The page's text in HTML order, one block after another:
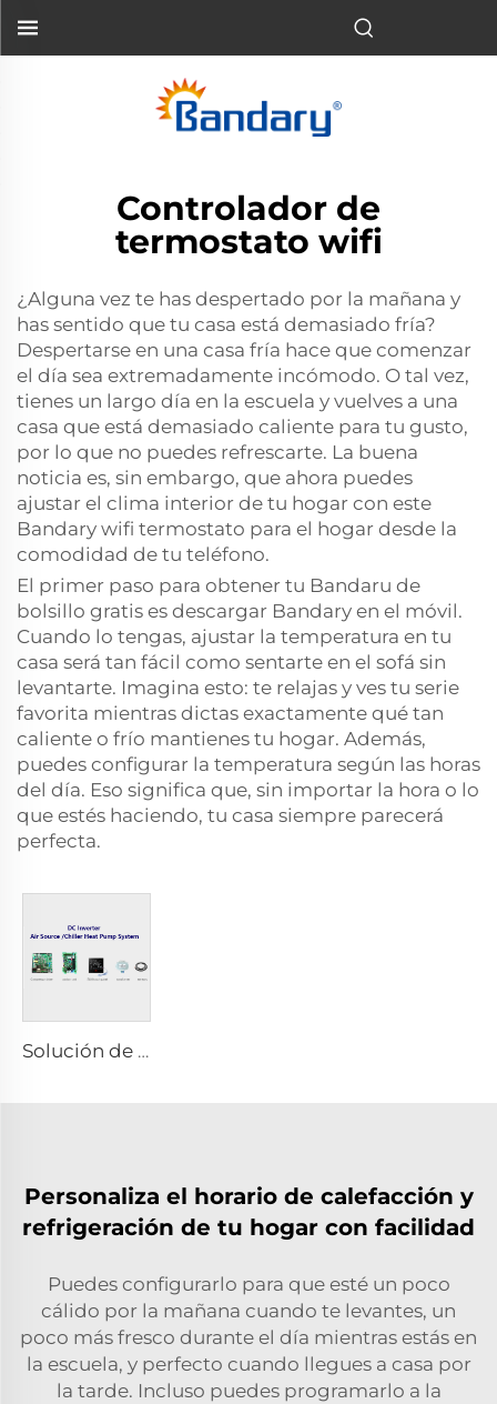
Controlador de
termostato wifi
¿Alguna vez te has despertado por la mañana y
has sentido que tu casa está demasiado fría?
Despertarse en una casa fría hace que comenzar
el día sea extremadamente incómodo. O tal vez,
tienes un largo día en la escuela y vuelves a una
casa que está demasiado caliente para tu gusto,
por lo que no puedes refrescarte. La buena
noticia es, sin embargo, que ahora puedes
ajustar el clima interior de tu hogar con este
Bandary wifi termostato para el hogar desde la
comodidad de tu teléfono.
El primer paso para obtener tu Bandaru de
bolsillo gratis es descargar Bandary en el móvil.
Cuando lo tengas, ajustar la temperatura en tu
casa será tan fácil como sentarte en el sofá sin
levantarte. Imagina esto: te relajas y ves tu serie
favorita mientras dictas exactamente qué tan
caliente o frío mantienes tu hogar. Además,
puedes configurar la temperatura según las horas
del día. Eso significa que, sin importar la hora o lo
que estés haciendo, tu casa siempre parecerá
perfecta.
Solución de Sistema de Bomba de Calor con Fuente de Aire/Enfriador con Inversor DC
Personaliza el horario de calefacción y
refrigeración de tu hogar con facilidad
Puedes configurarlo para que esté un poco
cálido por la mañana cuando te levantes, un
poco más fresco durante el día mientras estás en
la escuela, y perfecto cuando llegues a casa por
la tarde. Incluso puedes programarlo a la